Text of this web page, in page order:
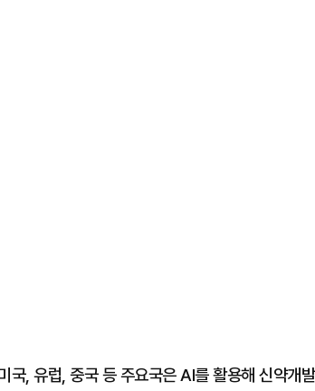
국, 유럽, 중국 등 주요국은 AI를 활용해 신약개